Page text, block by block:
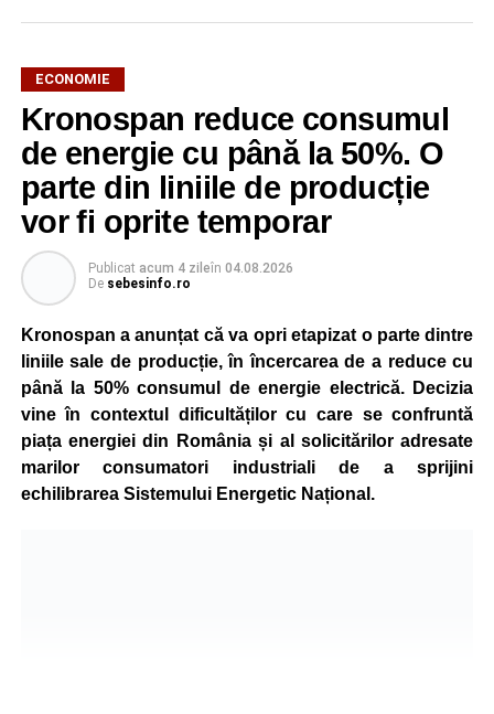
ECONOMIE
Kronospan reduce consumul
de energie cu până la 50%. O
parte din liniile de producție
vor fi oprite temporar
Publicat acum 4 zileîn 04.08.2026
De sebesinfo.ro
Kronospan a anunțat că va opri etapizat o parte dintre
liniile sale de producție, în încercarea de a reduce cu
până la 50% consumul de energie electrică. Decizia
vine în contextul dificultăților cu care se confruntă
piața energiei din România și al solicitărilor adresate
marilor consumatori industriali de a sprijini
echilibrarea Sistemului Energetic Național.